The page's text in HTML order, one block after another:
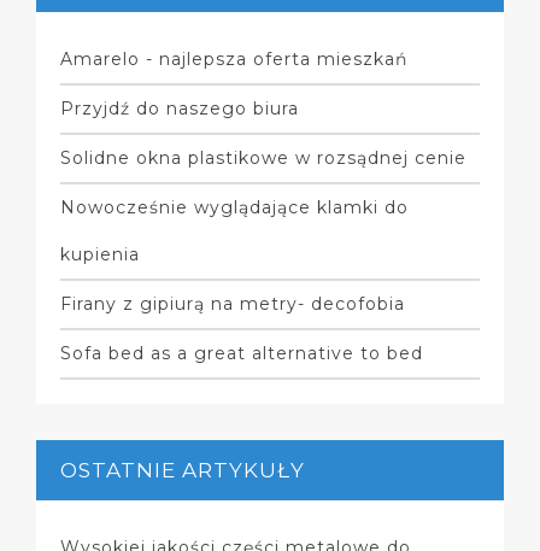
Amarelo - najlepsza oferta mieszkań
Przyjdź do naszego biura
Solidne okna plastikowe w rozsądnej cenie
Nowocześnie wyglądające klamki do
kupienia
Firany z gipiurą na metry- decofobia
Sofa bed as a great alternative to bed
OSTATNIE ARTYKUŁY